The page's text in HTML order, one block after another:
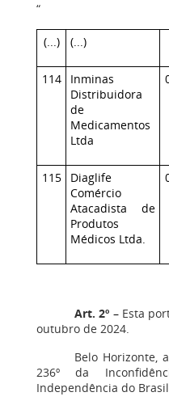
“
(...) (...)
114
Inminas
Distribuidora
de
Medicamentos
Ltda
115
Diaglife
Comércio
Atacadista de
Produtos
Médicos Ltda.
Art. 2º –Esta
outubro de 2024.
Belo Horizonte,
236º da
Independência do